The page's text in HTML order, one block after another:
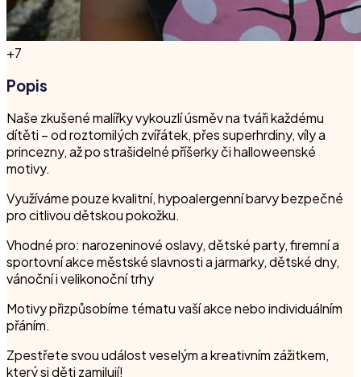
+7
Popis
Naše zkušené malířky vykouzlí úsměv na tváři každému
dítěti – od roztomilých zvířátek, přes superhrdiny, víly a
princezny, až po strašidelné příšerky či halloweenské
motivy.
Využíváme pouze kvalitní, hypoalergenní barvy bezpečné
pro citlivou dětskou pokožku.
Vhodné pro: narozeninové oslavy, dětské party, firemní a
sportovní akce městské slavnosti a jarmarky, dětské dny,
vánoční i velikonoční trhy
Motivy přizpůsobíme tématu vaší akce nebo individuálním
přáním.
Zpestřete svou událost veselým a kreativním zážitkem,
který si děti zamilují!